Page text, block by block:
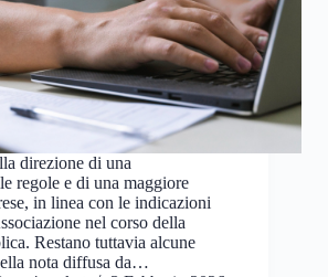
direzione di una
regole e di una maggiore
in linea con le indicazioni
nel corso della
Restano tuttavia alcune
nota diffusa da…